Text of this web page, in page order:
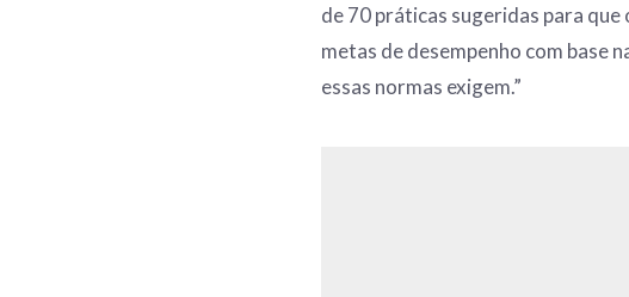
de 70 práticas sugeridas para
metas de desempenho com base
essas normas exigem.”